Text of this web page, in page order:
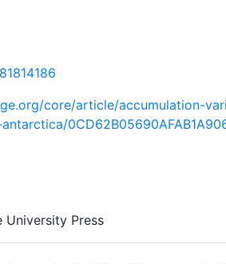
core/article/accumulation-
University Press